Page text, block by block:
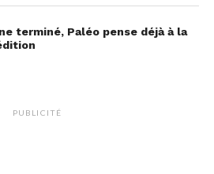
terminé, Paléo pense déjà à la
PUBLICITÉ